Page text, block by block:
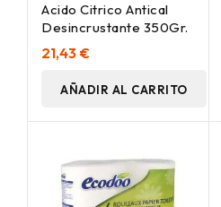
Acido Citrico Antical
Desincrustante 350Gr.
21,43 €
AÑADIR AL CARRITO